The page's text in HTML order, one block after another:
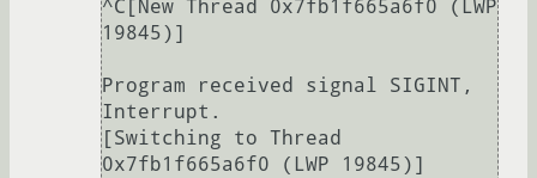
^C[New Thread 0x7fb1f665a6f0 (LWP
19845)]
Program received signal SIGINT,
Interrupt.
[Switching to Thread
0x7fb1f665a6f0 (LWP 19845)]